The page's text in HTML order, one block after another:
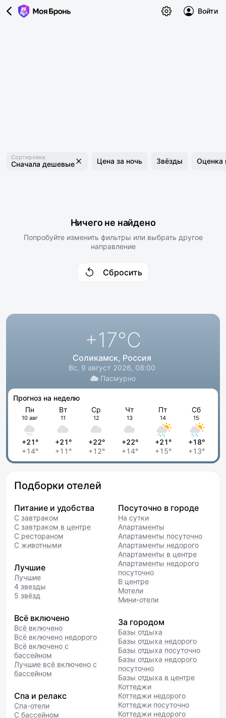
Войти
Сортировка
Сначала дешевые Цена за ночь Звёзды Оценка
Ничего не найдено
Попробуйте изменить фильтры или выбрать другое
направление
Сбросить
+17°C
Соликамск, Россия
Вс, 9 август 2026, 08:00
Пасмурно
Прогноз на неделю
Пн
10 авг
+21°
+14°
Вт
11
+21°
+11°
Ср
12
+22°
+12°
Чт
13
+22°
+14°
Пт
14
+21°
+15°
Сб
15
+18°
+13°
Подборки отелей
Питание и удобства
С завтраком
С завтраком в центре
С рестораном
С животными
Лучшие
Лучшие
4 звезды
5 звёзд
Всё включено
Всё включено
Всё включено недорого
Всё включено с
бассейном
Лучшие всё включено с
бассейном
Спа и релакс
Спа-отели
С бассейном
Посуточно в городе
На сутки
Апартаменты
Апартаменты посуточно
Апартаменты недорого
Апартаменты в центре
Апартаменты недорого
посуточно
В центре
Мотели
Мини-отели
За городом
Базы отдыха
Базы отдыха недорого
Базы отдыха посуточно
Базы отдыха недорого
посуточно
Базы отдыха в центре
Коттеджи
Коттеджи недорого
Коттеджи посуточно
Коттеджи недорого